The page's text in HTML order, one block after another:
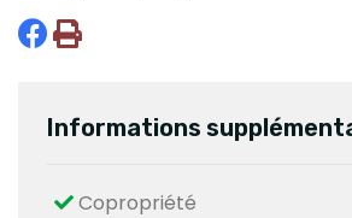
Informations
Copropriété